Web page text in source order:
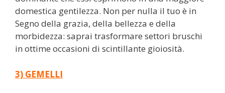
domestica gentilezza. Non per nulla il tuo è in
Segno della grazia, della bellezza e della
morbidezza: saprai trasformare settori bruschi
in ottime occasioni di scintillante gioiosità.
3) GEMELLI